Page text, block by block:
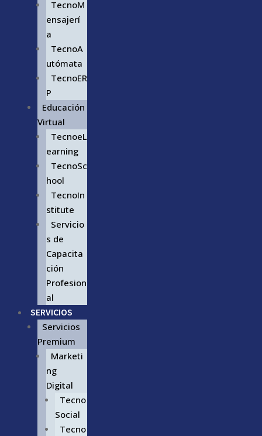
TecnoM
ensajerí
a
TecnoA
utómata
TecnoER
P
Educación
Virtual
TecnoeL
earning
TecnoSc
hool
TecnoIn
stitute
Servicio
s de
Capacita
ción
Profesion
al
SERVICIOS
Servicios
Premium
Marketi
ng
Digital
Tecno
Social
Tecno